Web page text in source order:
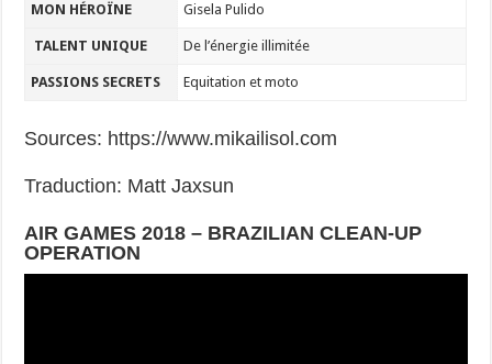
MON HÉROÏNE Gisela Pulido
TALENT UNIQUE De l’énergie illimitée
PASSIONS SECRETS Equitation et moto
Sources: https://www.mikailisol.com
Traduction: Matt Jaxsun
AIR GAMES 2018 – BRAZILIAN CLEAN-UP
OPERATION